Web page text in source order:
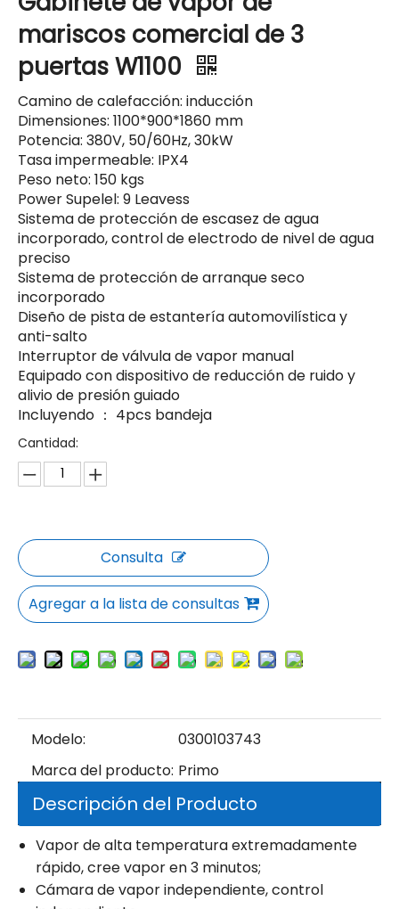
mariscos comercial de 3
puertas W1100
Camino de calefacción: inducción
Dimensiones: 1100*900*1860 mm
Potencia: 380V, 50/60Hz, 30kW
Tasa impermeable: IPX4
Peso neto: 150 kgs
Power Supelel: 9 Leavess
Sistema de protección de escasez de agua
incorporado, control de electrodo de nivel de agua
preciso
Sistema de protección de arranque seco
incorporado
Diseño de pista de estantería automovilística y
anti-salto
Interruptor de válvula de vapor manual
Equipado con dispositivo de reducción de ruido y
alivio de presión guiado
Incluyendo ： 4pcs bandeja
Cantidad:
Consulta
Agregar a la lista de consultas
Modelo:
0300103743
Marca del producto: Primo
Descripción del Producto
Vapor de alta temperatura extremadamente
rápido, cree vapor en 3 minutos;
Cámara de vapor independiente, control